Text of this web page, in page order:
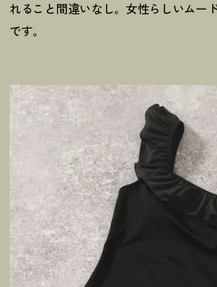
れること間違いなし。女性らしいムー
です。